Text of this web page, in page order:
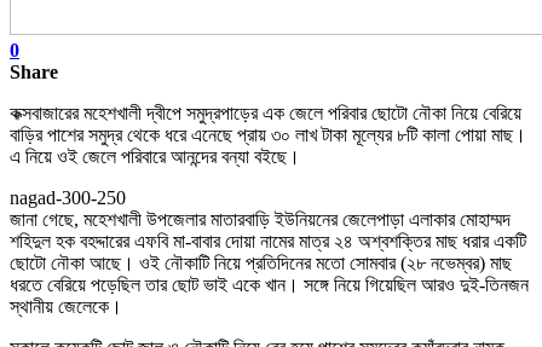
0
Share
কক্সবাজারের মহেশখালী দ্বীপে সমুদ্রপাড়ের এক জেলে পরিবার ছোটো নৌকা নিয়ে বেরিয়ে
বাড়ির পাশের সমুদ্র থেকে ধরে এনেছে প্রায় ৩০ লাখ টাকা মূল্যের ৮টি কালা পোয়া মাছ।
এ নিয়ে ওই জেলে পরিবারে আনন্দের বন্যা বইছে।
nagad-300-250
জানা গেছে, মহেশখালী উপজেলার মাতারবাড়ি ইউনিয়নের জেলেপাড়া এলাকার মোহাম্মদ
শহিদুল হক বহদ্দারের এফবি মা-বাবার দোয়া নামের মাত্র ২৪ অশ্বশক্তির মাছ ধরার একটি
ছোটো নৌকা আছে। ওই নৌকাটি নিয়ে প্রতিদিনের মতো সোমবার (২৮ নভেম্বর) মাছ
ধরতে বেরিয়ে পড়েছিল তার ছোট ভাই একে খান। সঙ্গে নিয়ে গিয়েছিল আরও দুই-তিনজন
স্থানীয় জেলেকে।